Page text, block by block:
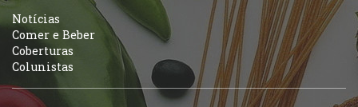
Notícias
Comer e Beber
Coberturas
Colunistas